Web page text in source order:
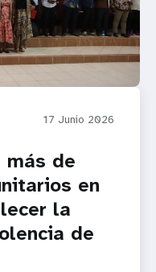
17 Junio 2026
más de
en
la
de